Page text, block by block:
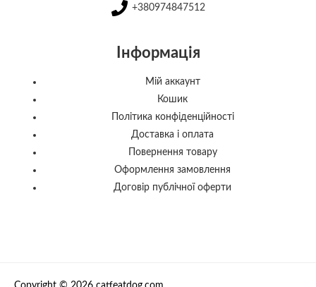
+380974847512
Інформація
Мій аккаунт
Кошик
Політика конфіденційності
Доставка і оплата
Повернення товару
Оформлення замовлення
Договір публічної оферти